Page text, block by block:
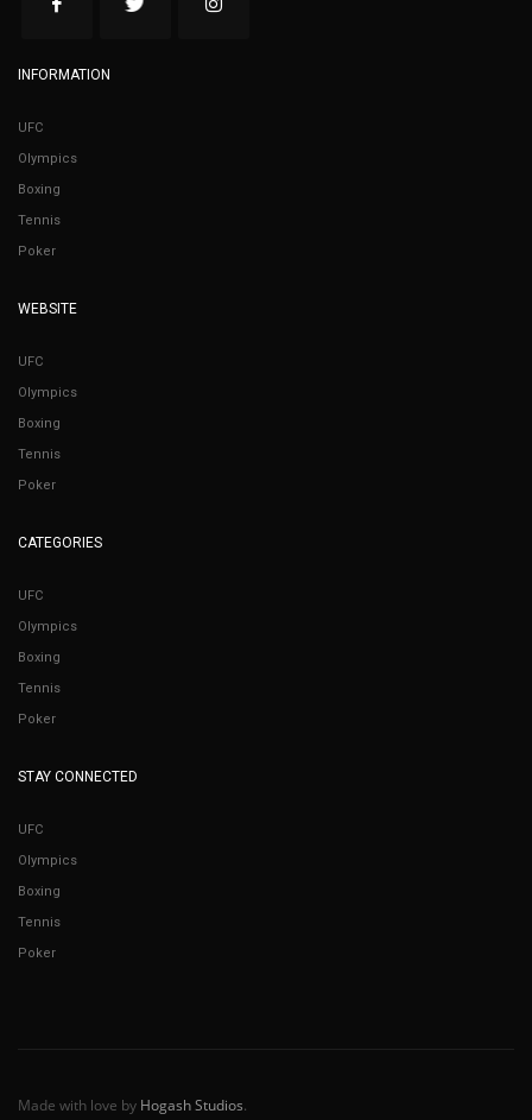
INFORMATION
UFC
Olympics
Boxing
Tennis
Poker
WEBSITE
UFC
Olympics
Boxing
Tennis
Poker
CATEGORIES
UFC
Olympics
Boxing
Tennis
Poker
STAY CONNECTED
UFC
Olympics
Boxing
Tennis
Poker
Made with love by Hogash Studios.